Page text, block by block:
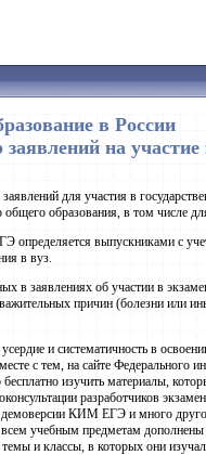
в России
на
для участия в
образования, в том числе
определяется выпускниками с
в вуз.
в заявлениях об участии в
причин (болезни или
и систематичность в
с тем, на сайте Федерального
изучить материалы,
разработчиков
демоверсии КИМ ЕГЭ и много
учебным предметам
и классы, в которых они